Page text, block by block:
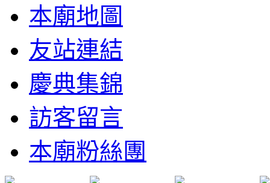
本廟地圖
友站連結
慶典集錦
訪客留言
本廟粉絲團